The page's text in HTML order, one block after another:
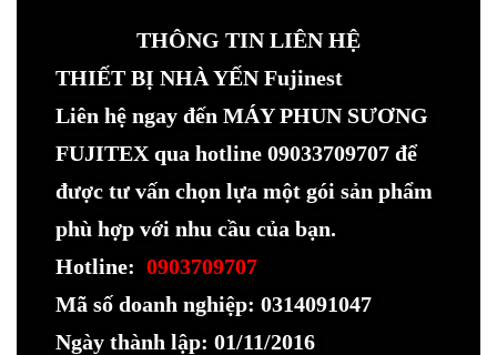
THÔNG TIN LIÊN HỆ
THIẾT BỊ NHÀ YẾN Fujinest
Liên hệ ngay đến MÁY PHUN SƯƠNG
FUJITEX qua hotline 09033709707 để
được tư vấn chọn lựa một gói sản phẩm
phù hợp với nhu cầu của bạn.
Hotline: 0903709707
Mã số doanh nghiệp: 0314091047
Ngày thành lập: 01/11/2016